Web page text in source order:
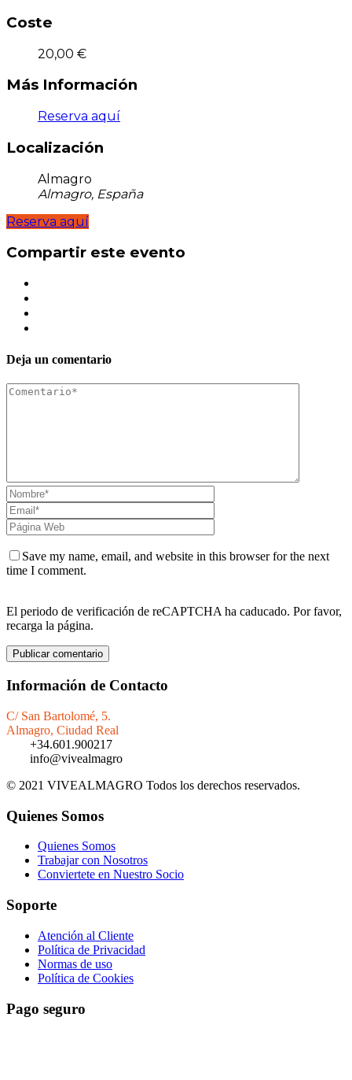
Coste
20,00 €
Más Información
Reserva aquí
Localización
Almagro
Almagro, España
Reserva aquí
Compartir este evento
Deja un comentario
Save my name, email, and website in this browser for the next
time I comment.
El periodo de verificación de reCAPTCHA ha caducado. Por favor,
recarga la página.
Información de Contacto
C/ San Bartolomé, 5.
Almagro, Ciudad Real
+34.601.900217
info@vivealmagro
© 2021 VIVEALMAGRO Todos los derechos reservados.
Quienes Somos
Quienes Somos
Trabajar con Nosotros
Conviertete en Nuestro Socio
Soporte
Atención al Cliente
Política de Privacidad
Normas de uso
Política de Cookies
Pago seguro